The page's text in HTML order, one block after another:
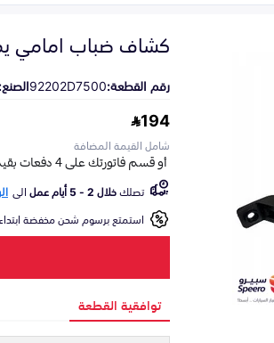
كشاف ضباب امامي يمين
رقم القطعة:92202D7500الصنع:
194
شامل القيمة المضافة
تصلكخلال 2 - 5 أيام عمل الى
استمتع برسوم شحن مخفضة
توافقية القطعة